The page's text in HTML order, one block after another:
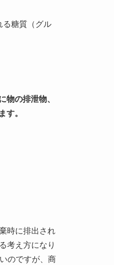
る糖質（グル
物の排泄物、
す。
時に排出され
考え方になり
のですが、商